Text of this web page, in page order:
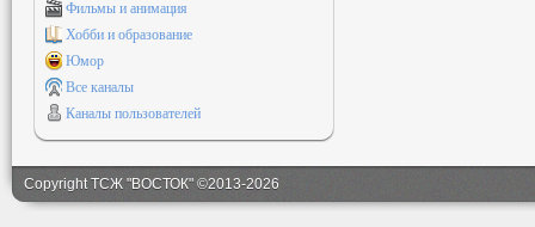
Фильмы и анимация
Хобби и образование
Юмор
Все каналы
Каналы пользователей
Copyright ТСЖ "ВОСТОК" ©2013-2026